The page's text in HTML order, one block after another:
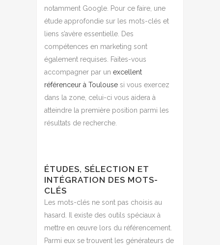
notamment Google. Pour ce faire, une
étude approfondie sur les mots-clés et
liens s’avère essentielle. Des
compétences en marketing sont
également requises. Faites-vous
accompagner par un excellent
référenceur à Toulouse si vous exercez
dans la zone, celui-ci vous aidera à
atteindre la première position parmi les
résultats de recherche.
ÉTUDES, SÉLECTION ET
INTÉGRATION DES MOTS-
CLÉS
Les mots-clés ne sont pas choisis au
hasard. Il existe des outils spéciaux à
mettre en œuvre lors du référencement.
Parmi eux se trouvent les générateurs de